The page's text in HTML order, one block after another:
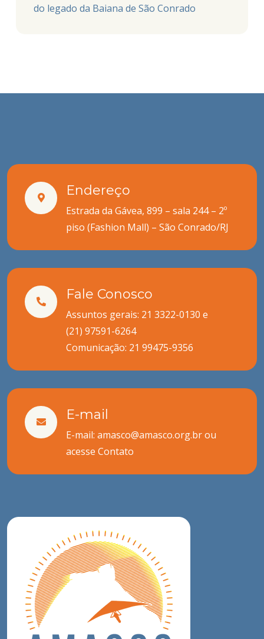
do legado da Baiana de São Conrado
Endereço
Estrada da Gávea, 899 – sala 244 – 2º
piso (Fashion Mall) – São Conrado/RJ
Fale Conosco
Assuntos gerais: 21 3322-0130 e
(21) 97591-6264
Comunicação: 21 99475-9356
E-mail
E-mail: amasco@amasco.org.br ou
acesse Contato